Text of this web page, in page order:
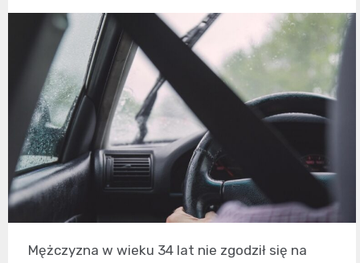
Mężczyzna w wieku 34 lat nie zgodził się na